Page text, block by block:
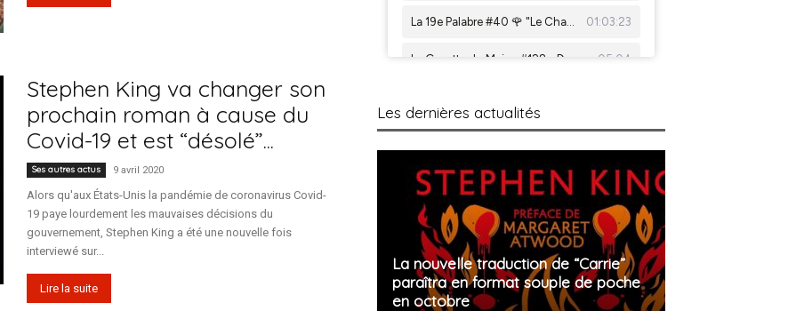
Stephen King va changer son
prochain roman à cause du
Covid-19 et est “désolé”...
Ses autres actus 9 avril 2020
Alors qu'aux États-Unis la pandémie de coronavirus Covid-
19 paye lourdement les mauvaises décisions du
gouvernement, Stephen King a été une nouvelle fois
interviewé sur...
Lire la suite
Les dernières actualités
La nouvelle traduction de “Carrie”
paraîtra en format souple de poche
en octobre